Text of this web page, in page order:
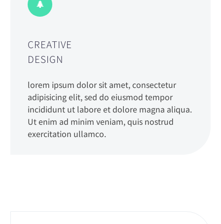
CREATIVE
DESIGN
lorem ipsum dolor sit amet, consectetur
adipisicing elit, sed do eiusmod tempor
incididunt ut labore et dolore magna aliqua.
Ut enim ad minim veniam, quis nostrud
exercitation ullamco.